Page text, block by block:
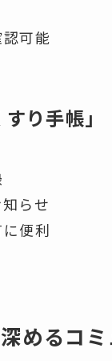
可能
り手帳」
らせ
便利
めるコ